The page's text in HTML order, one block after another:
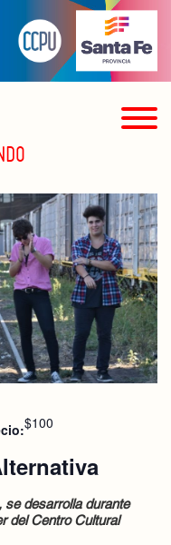
$100
se desarrolla durante
del Centro Cultural